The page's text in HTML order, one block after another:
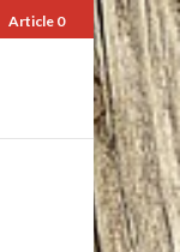
Article 0